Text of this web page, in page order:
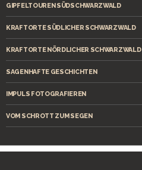
GIPFELTOUREN SÜDSCHWARZWALD
KRAFTORTE SÜDLICHER SCHWARZWALD
KRAFTORTE NÖRDLICHER SCHWARZWALD
SAGENHAFTE GESCHICHTEN
IMPULS FOTOGRAFIEREN
VOM SCHROTT ZUM SEGEN